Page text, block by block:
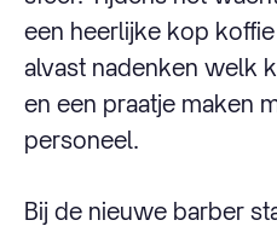
een heerlijke kop
alvast nadenken welk
en een praatje maken
personeel.
Bij de nieuwe barber